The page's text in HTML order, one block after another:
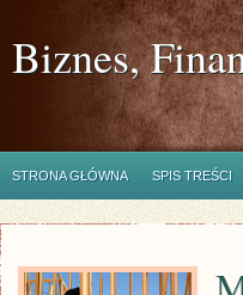
Biznes,
STRONA GŁÓWNA SPIS TREŚCI